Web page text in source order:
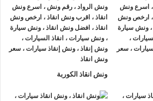
ونش انقاذ , ونش انقاذ سيارات
ونش انقاذ الكوربة